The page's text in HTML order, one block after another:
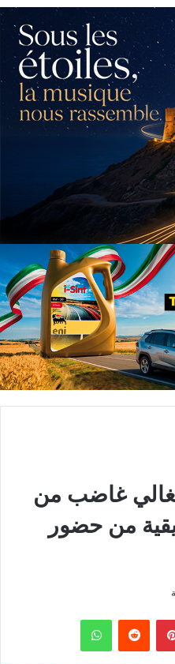
غاضب من
من حضور
بينتيريست واتساب